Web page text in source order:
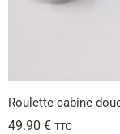
Roulette cabine
49.90 € TTC